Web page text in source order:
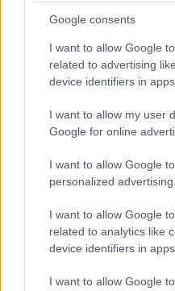
Google consents
I want to allow Google
related to advertising
device identifiers in apps.
I want to allow my user
Google for online
I want to allow Google
personalized advertising.
I want to allow Google
related to analytics like
device identifiers in apps.
I want to allow Google
Megtették a
szoftpornó a jászapáti
oldalán
2024.12.02. Fazekas Adrián